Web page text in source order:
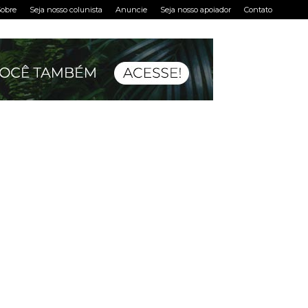
Seja nosso colunista Anuncie Seja nosso apoiador Contato